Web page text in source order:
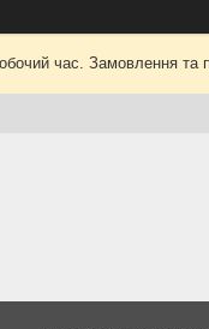
час. Замовлення та